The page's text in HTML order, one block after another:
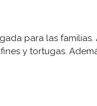
para las familias.
y tortugas.